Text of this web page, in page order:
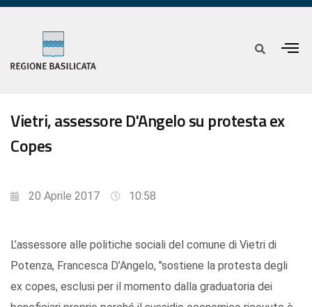
Vietri, assessore D'Angelo su protesta ex
Copes
20 Aprile 2017 10:58
L’assessore alle politiche sociali del comune di Vietri di
Potenza, Francesca D’Angelo, "sostiene la protesta degli
ex copes, esclusi per il momento dalla graduatoria dei